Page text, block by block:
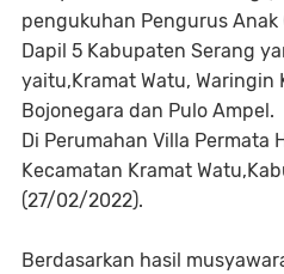
pengukuhan Pengurus Anak
Dapil 5 Kabupaten Serang
yaitu,Kramat Watu, Waringin
Bojonegara dan Pulo Ampel.
Di Perumahan Villa Permata
Kecamatan Kramat
(27/02/2022).
Berdasarkan hasil